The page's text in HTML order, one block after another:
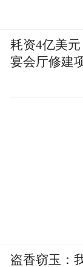
耗资4亿美
宴会厅修建
盗香窃玉：